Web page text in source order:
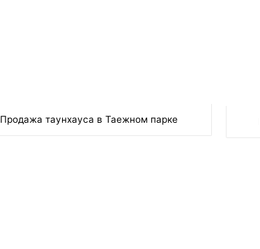
Продажа таунхауса в Таежном парке